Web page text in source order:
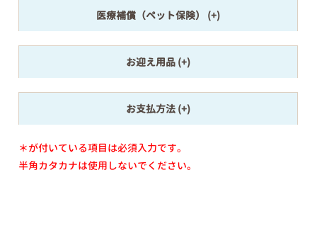
医療補償（ペット保険）
お迎え用品
お支払方法
＊が付いている項目は必須入力です。
半角カタカナは使用しないでください。